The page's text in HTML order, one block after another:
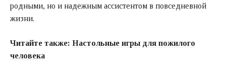
родными, но и надежным ассистентом в повседневной
жизни.
Читайте также: Настольные игры для пожилого
человека